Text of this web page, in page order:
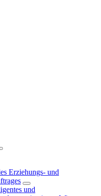
Erziehungs- und
und